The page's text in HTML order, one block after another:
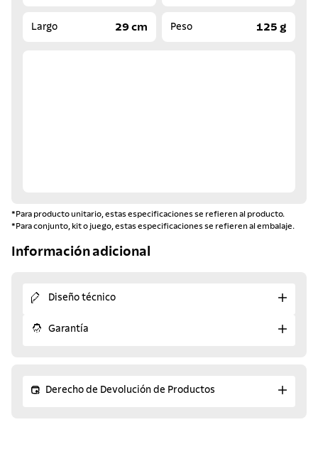
Largo 29 cm Peso 125 g
*Para producto unitario, estas especificaciones se refieren al producto.
*Para conjunto, kit o juego, estas especificaciones se refieren al embalaje.
Información adicional
Diseño técnico
Garantía
Derecho de Devolución de Productos